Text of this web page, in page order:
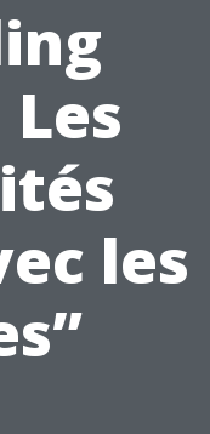
les